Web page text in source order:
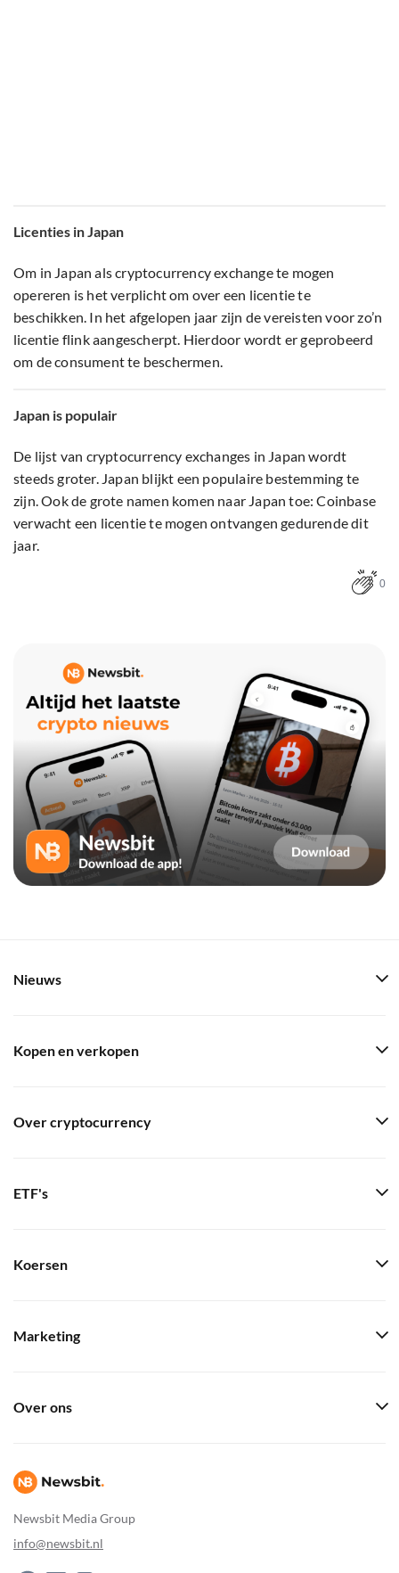
Licenties in Japan
Om in Japan als cryptocurrency exchange te mogen
opereren is het verplicht om over een licentie te
beschikken. In het afgelopen jaar zijn de vereisten voor zo’n
licentie flink aangescherpt. Hierdoor wordt er geprobeerd
om de consument te beschermen.
Japan is populair
De lijst van cryptocurrency exchanges in Japan wordt
steeds groter. Japan blijkt een populaire bestemming te
zijn. Ook de grote namen komen naar Japan toe: Coinbase
verwacht een licentie te mogen ontvangen gedurende dit
jaar.
0
Newsbit Media Group
info@newsbit.nl
Nieuws
Kopen en verkopen
Over cryptocurrency
ETF's
Koersen
Marketing
Over ons